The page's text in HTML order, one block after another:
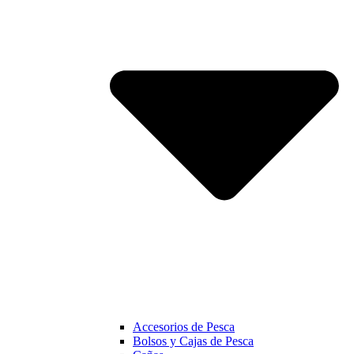
Accesorios de Pesca
Bolsos y Cajas de Pesca